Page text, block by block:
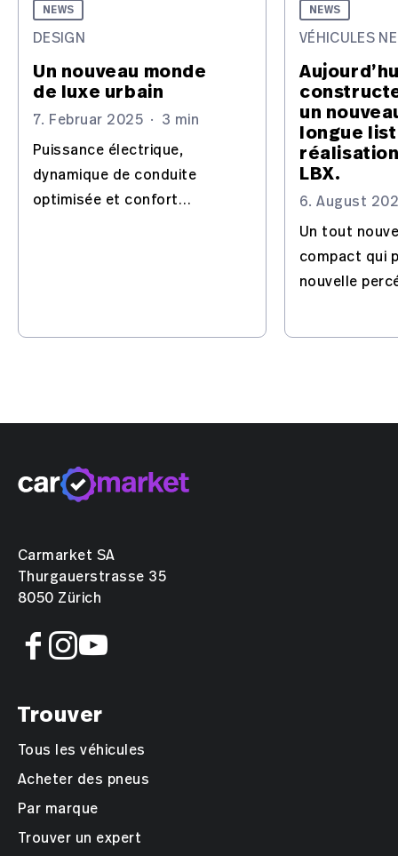
NEWS
DESIGN
Un nouveau monde
de luxe urbain
7. Februar 2025 · 3 min
Puissance électrique,
dynamique de conduite
optimisée et confort
NEWS
VÉHICULES
un
longue
LBX.
6. August
Un tout
compact qui
nouvelle
Carmarket SA
Thurgauerstrasse 35
8050 Zürich
Trouver
Tous les véhicules
Acheter des pneus
Par marque
Trouver un expert